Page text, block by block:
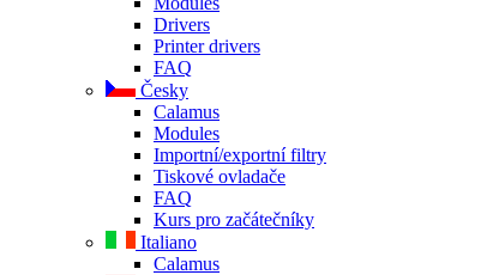
Drivers
Printer drivers
FAQ
Česky
Calamus
Modules
Importní/exportní filtry
Tiskové ovladače
FAQ
Kurs pro začátečníky
Italiano
Calamus